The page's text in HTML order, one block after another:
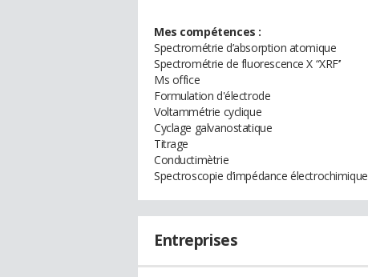
Mes compétences :
Spectrométrie d’absorption atomique
Spectrométrie de fluorescence X “XRF’’
Ms office
Formulation d'électrode
Voltammétrie cyclique
Cyclage galvanostatique
Titrage
Conductimètrie
Spectroscopie d’impédance électrochimique
Entreprises